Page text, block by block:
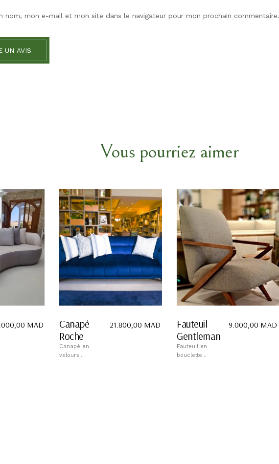
nom, mon e-mail et mon site dans le navigateur pour mon prochain commentaire.
UN AVIS
Vous pourriez aimer
MAD
Canapé
Roche
Canapé en
velours...
21.800,00 MAD
Fauteuil
Gentleman
Fauteuil en
bouclette...
9.000,00 MAD